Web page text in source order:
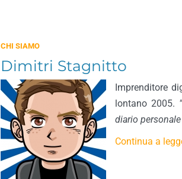
CHI SIAMO
Dimitri Stagnitto
Imprenditore
lontano 2005.
diario
Continua a